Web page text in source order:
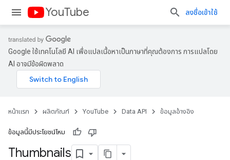
YouTube ลงชื่อเข้าใช้
Google ใช้เทคโนโลยี AI เพื่อแปลเนื้อหาเป็นภาษาที่คุณต้องการ การแปลโดย
AI อาจมีข้อผิดพลาด
หน้าแรก ผลิตภัณฑ์ YouTube Data API ข้อมูลอ้างอิง
ข้อมูลนี้มีประโยชน์ไหม
Thumbnails